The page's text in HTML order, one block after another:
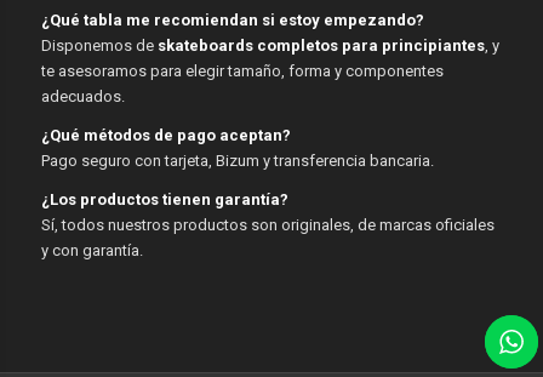
¿Qué tabla me recomiendan si estoy empezando?
Disponemos de skateboards completos para principiantes, y
te asesoramos para elegir tamaño, forma y componentes
adecuados.
¿Qué métodos de pago aceptan?
Pago seguro con tarjeta, Bizum y transferencia bancaria.
¿Los productos tienen garantía?
Sí, todos nuestros productos son originales, de marcas oficiales
y con garantía.